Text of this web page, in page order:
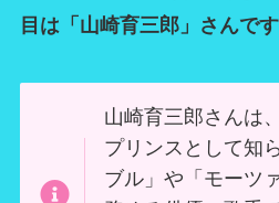
目は「山崎育三郎」さんです
山崎育三郎さんは
プリンスとして知
ブル」や「モーツ